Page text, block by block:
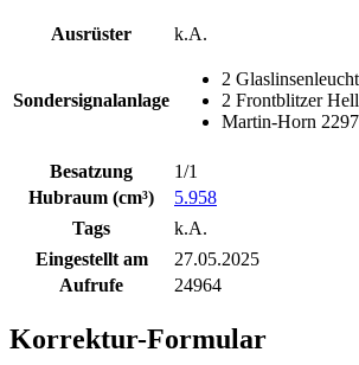
Ausrüster k.A.
Sondersignalanlage
2
2 Frontblitzer
Martin-Horn
Besatzung 1/1
Hubraum (cm³)
5.958
Tags
k.A.
Eingestellt am
27.05.2025
Aufrufe
24964
Korrektur-Formular